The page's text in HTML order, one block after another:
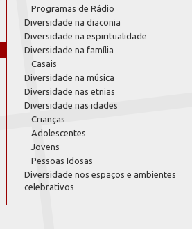
Programas de Rádio
Diversidade na diaconia
Diversidade na espiritualidade
Diversidade na família
Casais
Diversidade na música
Diversidade nas etnias
Diversidade nas idades
Crianças
Adolescentes
Jovens
Pessoas Idosas
Diversidade nos espaços e ambientes
celebrativos